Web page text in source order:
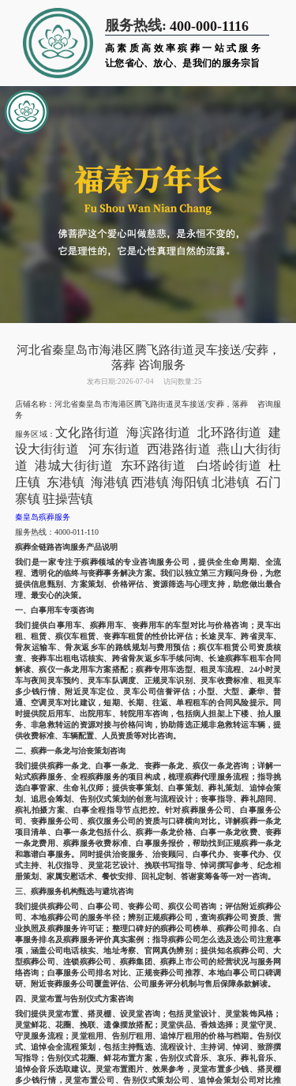
服务热线: 400-000-1116
高素质高效率殡葬一站式服务
让您省心、放心、是我们的服务宗旨
河北省秦皇岛市海港区腾飞路街道灵车接送/安葬，
落葬 咨询服务
发布日期:2026-07-04 访问数量:25
店铺名称：河北省秦皇岛市海港区腾飞路街道灵车接送/安葬，落葬 咨询服
务
服务区域： 文化路街道 海滨路街道 北环路街道
建
设大街街道
河东街道 西港路街道 燕山大街街
道
港城大街街道 东环路街道 白塔岭街道
杜
庄镇 东港镇 海港镇西港镇海阳镇北港镇 石门
寨镇驻操营镇
秦皇岛殡葬服务
服务热线：4000-011-110
殡葬全链路咨询服务产品说明
我们是一家专注于殡葬领域的专业咨询服务公司，提供全生命周期、全流
程、透明化的临终与丧葬事务解决方案。我们以独立第三方顾问身份，为您
提供信息甄别、方案策划、价格评估、资源筛选与心理支持，助您做出最合
理、最安心的决策。
一、白事用车专项咨询
我们提供白事用车、殡葬用车、丧葬用车的车型对比与价格咨询；灵车出
租、租赁、殡仪车租赁、丧葬车租赁的性价比评估；长途灵车、跨省灵车、
骨灰运输车、骨灰返乡车的路线规划与费用预估；殡仪车租赁公司资质核
查、丧葬车出租电话核实、跨省骨灰返乡车手续问询、长途殡葬车租车合同
解读、殡仪一条龙用车方案搭配；殡葬专用车选型、租灵车流程、24小时灵
车与夜间灵车预约、灵车车队调度、正规灵车识别、灵车收费标准、租灵车
多少钱行情、附近灵车定位、灵车公司信誉评估；小型、大型、豪华、普
通、空调灵车对比建议，短期、长期、往返、单程租车的合同风险提示。同
时提供院后用车、出院用车、转院用车咨询，包括病人担架上下楼、抬人服
务、非急救转运的资源对接与价格问询，协助筛选正规非急救转运车辆，提
供收费标准、车辆配置、人员资质等对比咨询。
二、殡葬一条龙与治丧策划咨询
我们提供殡葬一条龙、白事一条龙、丧葬一条龙、殡仪一条龙咨询；详解一
站式殡葬服务、全程殡葬服务的项目构成，梳理殡葬代理服务流程；指导挑
选白事管家、生命礼仪师；提供丧事策划、白事策划、葬礼策划、追悼会策
划、追思会筹划、告别仪式策划的创意与流程设计；丧事指导、葬礼陪同、
殡礼拍摄方案、白事全程指导节点把控。针对殡葬服务公司、白事服务公
司、丧葬服务公司、殡仪服务公司的资质与口碑横向对比。详解殡葬一条龙
项目清单、白事一条龙包括什么、殡葬一条龙价格、白事一条龙收费、丧葬
一条龙费用、殡葬服务收费标准、白事服务报价，帮助找到正规殡葬一条龙
和靠谱白事服务。同时提供治丧服务、治丧顾问、白事代办、丧事代办、仪
式主持、礼仪指导、灵堂花艺设计、挽联书写指导、悼词撰写参考、纪念相
册策划、家属安慰话术、餐饮安排、回礼定制、答谢宴筹备等一对一咨询。
三、殡葬服务机构甄选与避坑咨询
我们提供殡葬公司、白事公司、丧葬公司、殡仪公司咨询；评估附近殡葬公
司、本地殡葬公司的服务半径；辨别正规殡葬公司，查询殡葬公司资质、营
业执照及殡葬服务许可证；整理口碑好的殡葬公司榜单、殡葬公司排名、白
事服务排名及殡葬服务评价真实案例；指导殡葬公司怎么选及选公司注意事
项，涵盖公司电话核实、地址考察、官网真伪辨别；提供知名殡葬公司、大
型殡葬公司、连锁殡葬公司、殡葬集团、殡葬上市公司的经营状况与服务网
络咨询；白事服务公司排名对比、正规丧葬公司推荐、本地白事公司口碑调
研、附近丧葬服务公司覆盖评估、公司服务评分机制与售后保障条款解读。
四、灵堂布置与告别仪式方案咨询
我们提供灵堂布置、搭灵棚、设灵堂咨询；包括灵堂设计、灵堂装饰风格；
灵堂鲜花、花圈、挽联、遗像摆放搭配；灵堂供品、香烛选择；灵堂守灵、
守灵服务流程；灵堂租用、告别厅租用、追悼厅租用的价格与档期。告别仪
式、追悼会全流程策划，包括主持甄选、流程设计、主持词、悼词、致辞撰
写指导；告别仪式花圈、鲜花布置方案，告别仪式音乐、哀乐、葬礼音乐、
追悼会音乐选取建议。灵堂布置图片、效果参考，灵堂布置多少钱、搭灵棚
多少钱行情，灵堂布置公司、告别仪式策划公司、追悼会策划公司对比推